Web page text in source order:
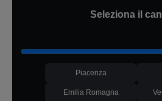
Seleziona il
Piacenza
Emilia Romagna